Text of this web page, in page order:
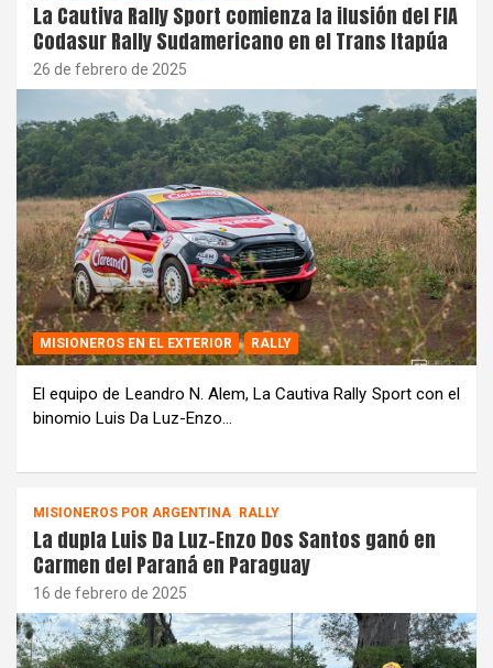
La Cautiva Rally Sport comienza la ilusión del FIA
Codasur Rally Sudamericano en el Trans Itapúa
26 de febrero de 2025
MISIONEROS EN EL EXTERIOR RALLY
El equipo de Leandro N. Alem, La Cautiva Rally Sport con el
binomio Luis Da Luz-Enzo…
MISIONEROS POR ARGENTINA RALLY
La dupla Luis Da Luz-Enzo Dos Santos ganó en
Carmen del Paraná en Paraguay
16 de febrero de 2025